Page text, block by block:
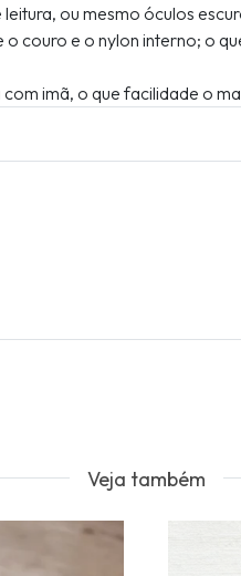
ou mesmo óculos
couro e o nylon interno; o
imã, o que facilidade o
Veja também